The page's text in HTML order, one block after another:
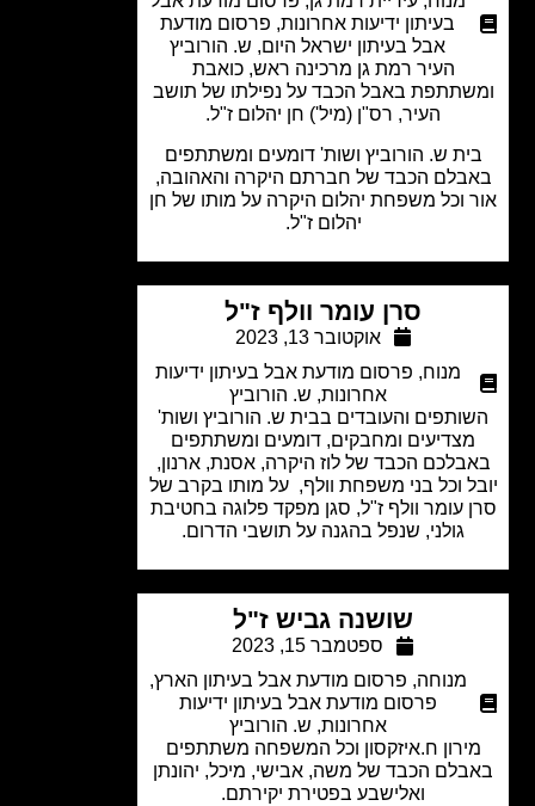
בעיתון ידיעות אחרונות,פרסום מודעת
אבל בעיתון ישראל היום,ש. הורוביץ
העיר רמת גן מרכינה ראש, כואבת
באבל הכבד על נפילתו של תושב
העיר, רס"ן (מיל') חן יהלום ז"ל.
ש. הורוביץ ושות' דומעים ומשתתפים
הכבד של חברתם היקרה והאהובה,
וכל משפחת יהלום היקרה על מותו של חן
יהלום ז"ל.
סרן עומר וולף ז"ל
אוקטובר 13, 2023
מנוח,
פרסום מודעת אבל בעיתון ידיעות
אחרונות,ש. הורוביץ
והעובדים בבית ש. הורוביץ ושות'
ומחבקים, דומעים ומשתתפים
הכבד של לוז היקרה, אסנת, ארנון,
וכל בני משפחת וולף, על מותו בקרב של
עומר וולף ז"ל,סגן מפקד פלוגה בחטיבת
גולני, שנפל בהגנה על תושבי הדרום.
שושנה גביש ז"ל
ספטמבר 15, 2023
פרסום מודעת אבל בעיתון הארץ,
פרסום מודעת אבל בעיתון ידיעות
אחרונות,ש. הורוביץ
ח.איזקסון וכל המשפחה משתתפים
הכבד של משה, אבישי, מיכל, יהונתן
ואלישבע בפטירת יקירתם.